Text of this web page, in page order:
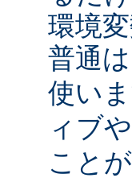
環境
普通は
使い
ィブや
こと